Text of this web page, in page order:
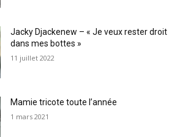
Jacky Djackenew – « Je veux rester droit
dans mes bottes »
11 juillet 2022
Mamie tricote toute l’année
1 mars 2021